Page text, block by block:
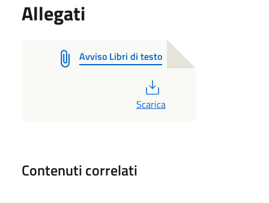
Allegati
Avviso Libri di testo
Scarica
Contenuti correlati